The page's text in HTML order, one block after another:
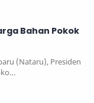
Bahan Pokok
(Nataru), Presiden